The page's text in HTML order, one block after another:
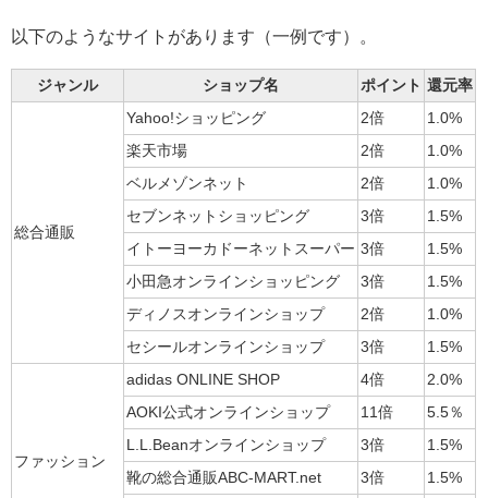
以下のようなサイトがあります（一例です）。
ジャンル ショップ名 ポイント 還元率
総合通販
Yahoo!ショッピング 2倍
1.0%
楽天市場
2倍
1.0%
ベルメゾンネット
2倍
1.0%
セブンネットショッピング
3倍
1.5%
イトーヨーカドーネットスーパー 3倍
1.5%
小田急オンラインショッピング
3倍
1.5%
ディノスオンラインショップ
2倍
1.0%
セシールオンラインショップ
3倍 1.5%
ファッション
adidas ONLINE SHOP 4倍
2.0%
AOKI公式オンラインショップ
11倍
5.5％
L.L.Beanオンラインショップ
3倍
1.5%
靴の総合通販ABC-MART.net
3倍
1.5%